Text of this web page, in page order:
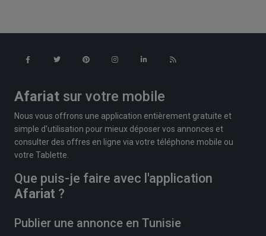
Afariat sur votre mobile
Nous vous offrons une application entièrement gratuite et
simple d'utilisation pour mieux déposer vos annonces et
consulter des offres en ligne via votre téléphone mobile ou
votre Tablette.
Que puis-je faire avec l'application
Afariat ?
Publier une annonce en Tunisie